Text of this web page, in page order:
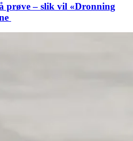
prøve – slik vil «Dronning